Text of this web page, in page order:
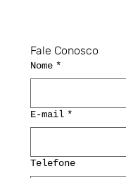
Fale Conosco
Nome *
E-mail *
Telefone